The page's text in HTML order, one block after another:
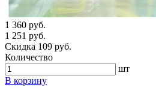
1 360 руб.
1 251 руб.
Скидка 109 руб.
Количество
шт
В корзину